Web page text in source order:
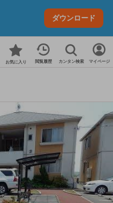
ダウンロード
お気に入り 閲覧履歴 カンタン検索 マイページ